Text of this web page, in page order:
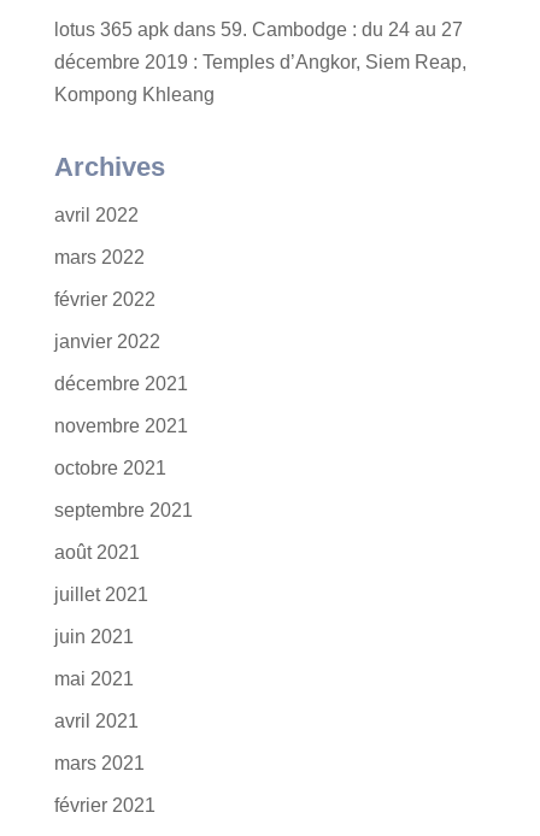
lotus 365 apkdans 59. Cambodge : du 24 au 27
décembre 2019 : Temples d’Angkor, Siem Reap,
Kompong Khleang
Archives
avril 2022
mars 2022
février 2022
janvier 2022
décembre 2021
novembre 2021
octobre 2021
septembre 2021
août 2021
juillet 2021
juin 2021
mai 2021
avril 2021
mars 2021
février 2021